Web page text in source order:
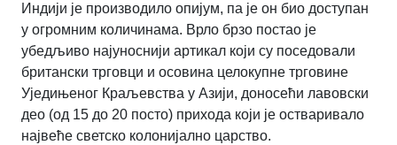
Индији је производило опијум, па је он био доступан
у огромним количинама. Врло брзо постао је
убедљиво најуноснији артикал који су поседовали
британски трговци и осовина целокупне трговине
Уједињеног Краљевства у Азији, доносећи лавовски
део (од 15 до 20 посто) прихода који је остваривало
највеће светско колонијално царство.